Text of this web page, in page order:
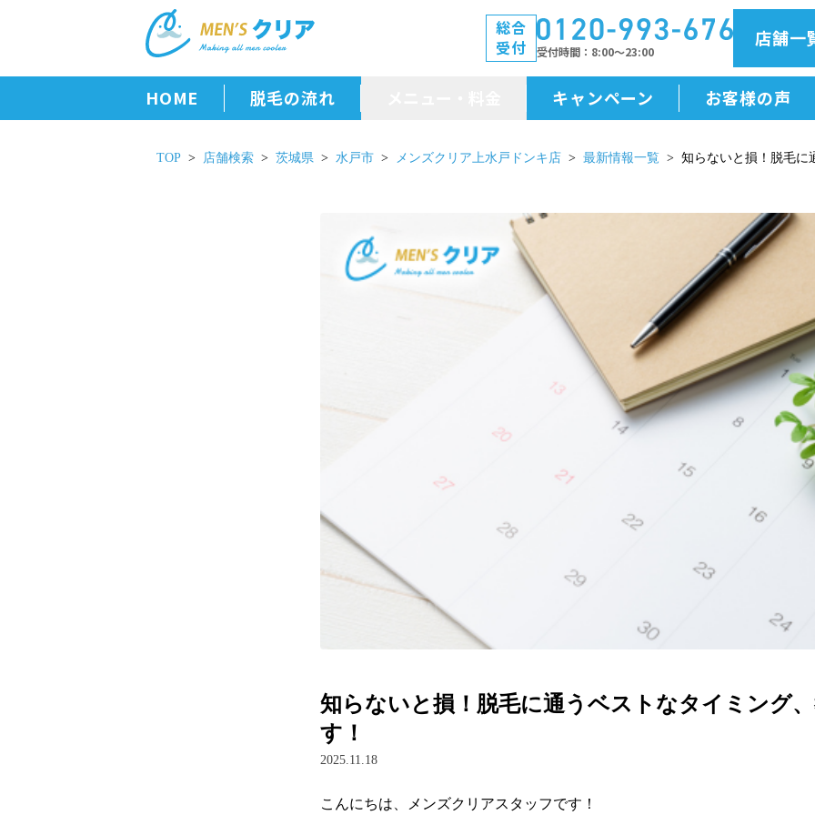
総合
受付
受付時間 8:00～23:00
店舗一
HOME 脱毛の流れ
メニュー・料金
キャンペーン お客様の声
TOP 店舗検索 茨城県 水戸市 メンズクリア上水戸ドンキ店 最新情報一覧 知らないと損！脱毛に
知らないと損！脱毛に通うベストなタイミング
す！
2025.11.18
こんにちは、メンズクリアスタッフです！